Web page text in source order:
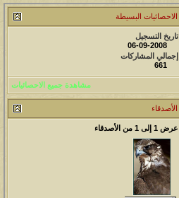
آخر مشاركة
آخر رد:محمد الخضيري
آخر مشاركة
آخر رد:محمد الخضيري
آخر رد:محمد الخضيري
آخر رد:
الاحصائيات البسيطة
تاريخ التسجيل
06-09-2008
إجمالي المشاركات
661
مشاهدة جميع الاحصائيات
الأصدقاء
عرض 1 إلى 1 من الأصدقاء